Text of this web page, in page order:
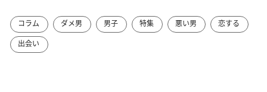
コラム ダメ男 男子 特集 悪い男
恋する
出会い